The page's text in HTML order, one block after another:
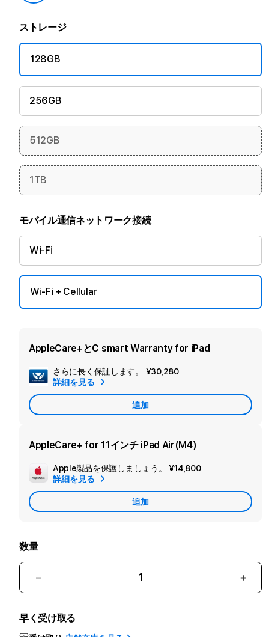
ストレージ
128GB
256GB
512GB
1TB
モバイル通信ネットワーク接続
Wi-Fi
Wi-Fi + Cellular
AppleCare+ for 11インチ iPad Air(M4)
Apple製品を保護しましょう。¥14,800
詳細を見る
追加
AppleCare+とC smart Warranty for iPad
さらに長く保証します。 ¥30,280
詳細を見る
リ
保
追加
数量
11
イ
ン
チ
11
イ
早く受け取る